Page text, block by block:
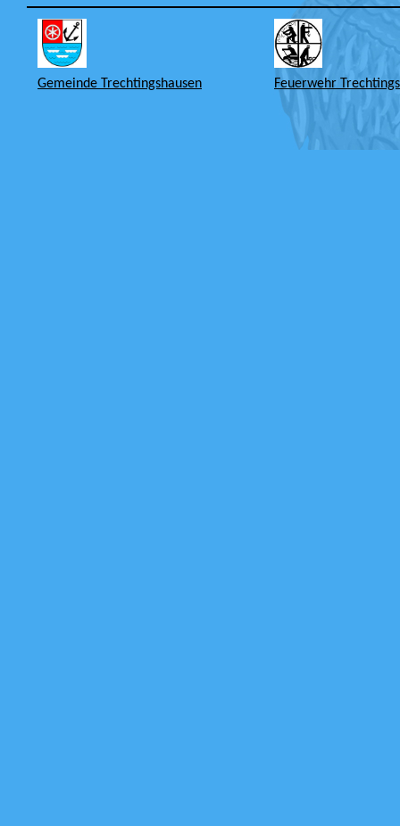
Gemeinde Trechtingshausen Feuerwehr